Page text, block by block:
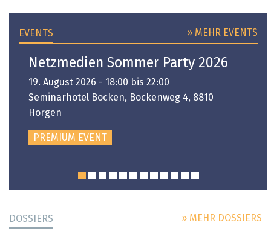
EVENTS » MEHR EVENTS
Netzmedien Sommer Party 2026
19. August 2026 - 18:00 bis 22:00
Seminarhotel Bocken, Bockenweg 4, 8810
Horgen
PREMIUM EVENT
DOSSIERS » MEHR DOSSIERS